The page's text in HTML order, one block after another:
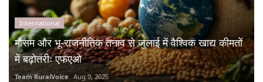
International
मौसम और भू-राजनीतिक तनाव से जुलाई में वैश्विक खाद्य कीमतों
में बढ़ोतरीः एफएओ
Team RuralVoice Aug 9, 2026